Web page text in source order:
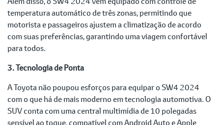
temperatura automático de três zonas, permitindo que
motorista e passageiros ajustem a climatização de acordo
com suas preferências, garantindo uma viagem confortável
para todos.
3. Tecnologia de Ponta
A Toyota não poupou esforços para equipar o SW4 2024
com o que há de mais moderno em tecnologia automotiva. O
SUV conta com uma central multimídia de 10 polegadas
sensível ao toque, compatível com Android Auto e Apple